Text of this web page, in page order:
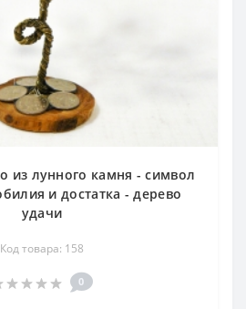
из лунного камня - символ
и достатка - дерево
удачи
Код товара: 158
0